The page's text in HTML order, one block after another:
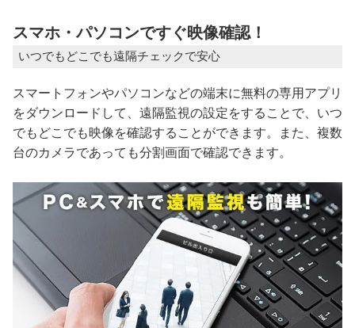
スマホ・パソコンですぐ映像確認！
いつでもどこでも遠隔チェックで安心
スマートフォンやパソコンなどの端末に無料の専用アプリ
をダウンロードして、遠隔監視の設定をすることで、いつ
でもどこでも映像を確認することができます。また、複数
台のカメラであっても分割画面で確認できます。